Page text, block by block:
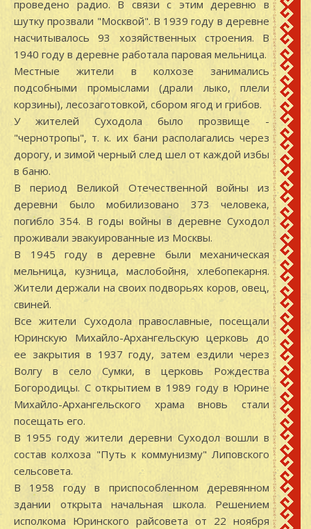
проведено радио. В связи с этим деревню в
шутку прозвали "Москвой". В 1939 году в деревне
насчитывалось 93 хозяйственных строения. В
1940 году в деревне работала паровая мельница.
Местные жители в колхозе занимались
подсобными промыслами (драли лыко, плели
корзины), лесозаготовкой, сбором ягод и грибов.
У жителей Суходола было прозвище -
"чернотропы", т. к. их бани располагались через
дорогу, и зимой черный след шел от каждой избы
в баню.
В период Великой Отечественной войны из
деревни было мобилизовано 373 человека,
погибло 354. В годы войны в деревне Суходол
проживали эвакуированные из Москвы.
В 1945 году в деревне были механическая
мельница, кузница, маслобойня, хлебопекарня.
Жители держали на своих подворьях коров, овец,
свиней.
Все жители Суходола православные, посещали
Юринскую Михайло-Архангельскую церковь до
ее закрытия в 1937 году, затем ездили через
Волгу в село Сумки, в церковь Рождества
Богородицы. С открытием в 1989 году в Юрине
Михайло-Архангельского храма вновь стали
посещать его.
В 1955 году жители деревни Суходол вошли в
состав колхоза "Путь к коммунизму" Липовского
сельсовета.
В 1958 году в приспособленном деревянном
здании открыта начальная школа. Решением
исполкома Юринского райсовета от 22 ноября